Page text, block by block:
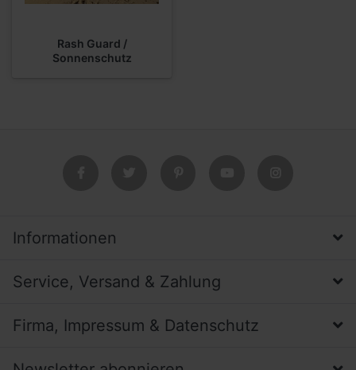
Rash Guard /
Sonnenschutz
Informationen
Service, Versand & Zahlung
Firma, Impressum & Datenschutz